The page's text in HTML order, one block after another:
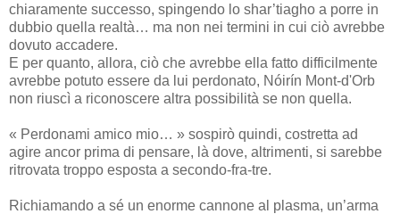
chiaramente successo, spingendo lo shar’tiagho a porre in
dubbio quella realtà… ma non nei termini in cui ciò avrebbe
dovuto accadere.
E per quanto, allora, ciò che avrebbe ella fatto difficilmente
avrebbe potuto essere da lui perdonato, Nóirín Mont-d'Orb
non riuscì a riconoscere altra possibilità se non quella.
« Perdonami amico mio… » sospirò quindi, costretta ad
agire ancor prima di pensare, là dove, altrimenti, si sarebbe
ritrovata troppo esposta a secondo-fra-tre.
Richiamando a sé un enorme cannone al plasma, un’arma